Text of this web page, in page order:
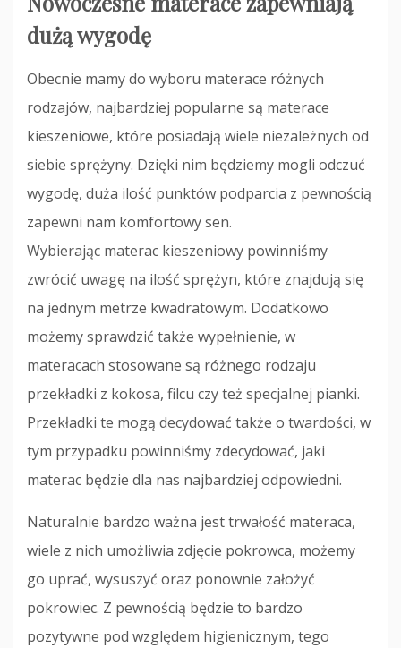
dużą wygodę
Obecnie mamy do wyboru materace różnych
rodzajów, najbardziej popularne są materace
kieszeniowe, które posiadają wiele niezależnych od
siebie sprężyny. Dzięki nim będziemy mogli odczuć
wygodę, duża ilość punktów podparcia z pewnością
zapewni nam komfortowy sen.
Wybierając materac kieszeniowy powinniśmy
zwrócić uwagę na ilość sprężyn, które znajdują się
na jednym metrze kwadratowym. Dodatkowo
możemy sprawdzić także wypełnienie, w
materacach stosowane są różnego rodzaju
przekładki z kokosa, filcu czy też specjalnej pianki.
Przekładki te mogą decydować także o twardości, w
tym przypadku powinniśmy zdecydować, jaki
materac będzie dla nas najbardziej odpowiedni.
Naturalnie bardzo ważna jest trwałość materaca,
wiele z nich umożliwia zdjęcie pokrowca, możemy
go uprać, wysuszyć oraz ponownie założyć
pokrowiec. Z pewnością będzie to bardzo
pozytywne pod względem higienicznym, tego